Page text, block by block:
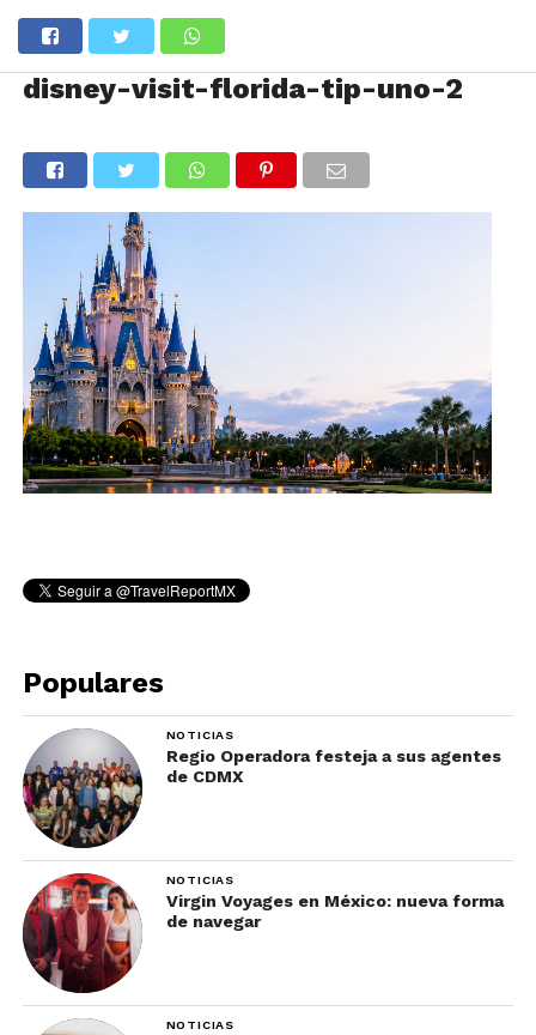
disney-visit-florida-tip-uno-2
Populares
NOTICIAS
Regio Operadora festeja a sus agentes
de CDMX
NOTICIAS
Virgin Voyages en México: nueva forma
de navegar
NOTICIAS